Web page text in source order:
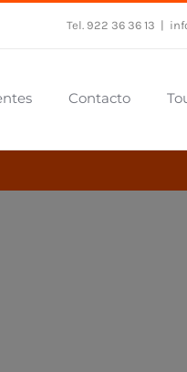
Tel. 922 36 36 13
Contacto